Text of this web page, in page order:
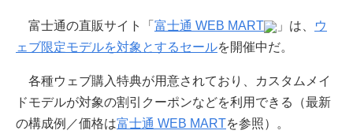
富士通の直販サイト「 富士通 WEB MART 」は、
ウ
ェブ限定モデルを対象とするセールを開催中だ。
各種ウェブ購入特典が用意されており、カスタムメイ
ドモデルが対象の割引クーポンなどを利用できる（最新
の構成例／価格は富士通 WEB MARTを参照）。